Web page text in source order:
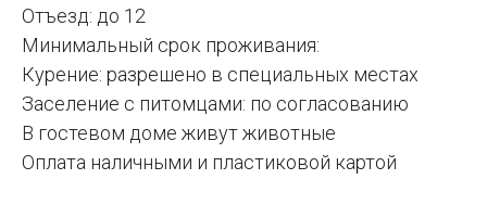
Отъезд: до 12
Минимальный срок проживания:
Курение: разрешено в специальных местах
Заселение с питомцами: по согласованию
В гостевом доме живут животные
Оплата наличными и пластиковой картой